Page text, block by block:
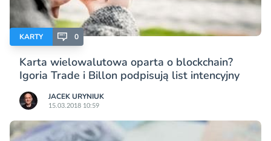
KARTY 0
Karta wielowalutowa oparta o blockchain?
Igoria Trade i Billon podpisują list intencyjny
JACEK URYNIUK
15.03.2018 10:59